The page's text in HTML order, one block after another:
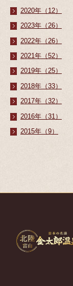
2020年（12）
2023年（26）
2022年（26）
2021年（52）
2019年（25）
2018年（33）
2017年（32）
2016年（31）
2015年（9）